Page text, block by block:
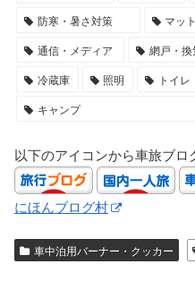
防寒・暑さ対策
マッ
通信・メディア
網戸・換
冷蔵庫
照明 トイレ
キャンプ
以下のアイコンから車旅ブロ
にほんブログ村
車中泊用バーナー・クッカー